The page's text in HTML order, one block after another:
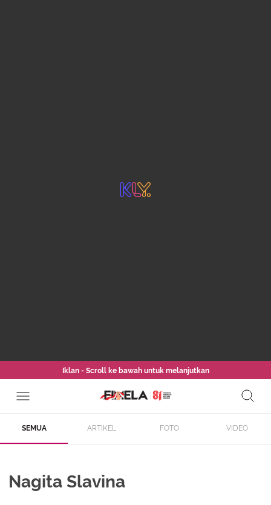
Iklan - Scroll ke bawah untuk melanjutkan
SEMUA ARTIKEL FOTO VIDEO
Nagita Slavina